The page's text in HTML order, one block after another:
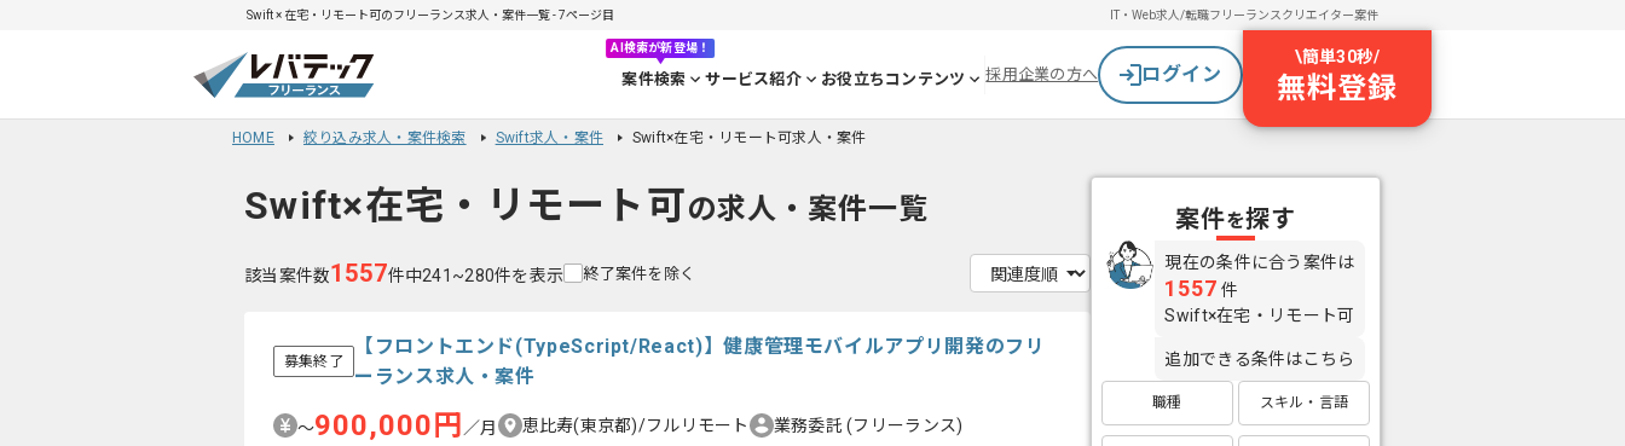
Swift × 在宅・リモート可のフリーランス求人・案件一覧 - 7ページ目 IT・Web求人/転職フリーランスクリエイター案件
AI検索が新登場！
案件検索 サービス紹介 お役立ちコンテンツ 採用企業の方へ ログイン
\簡単30秒/
無料登録
HOME 絞り込み求人・案件検索 Swift求人・案件 Swift×在宅・リモート可求人・案件
Swift×在宅・リモート可の求人・案件一覧
該当案件数1557件中241~280件を表示 終了案件を除く
募集終了
【フロントエンド(TypeScript/React)】健康管理モバイルアプリ開発のフリ
ーランス求人・案件
〜900,000円 ／月 恵比寿(東京都)/フルリモート 業務委託(フリーランス)
案件を探す
現在の条件に合う案件は
1557 件
Swift×在宅・リモート可
追加できる条件はこちら
職種 スキル・言語